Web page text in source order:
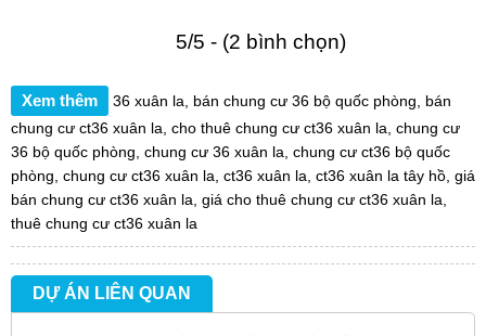
5/5 - (2 bình chọn)
Xem thêm 36 xuân la bán chung cư 36 bộ quốc phòng
bán
chung cư ct36 xuân la cho thuê chung cư ct36 xuân la chung cư
36 bộ quốc phòng chung cư 36 xuân la chung cư ct36 bộ quốc
phòng chung cư ct36 xuân la ct36 xuân la ct36 xuân la tây hồ giá
bán chung cư ct36 xuân la giá cho thuê chung cư ct36 xuân la
thuê chung cư ct36 xuân la
DỰ ÁN LIÊN QUAN